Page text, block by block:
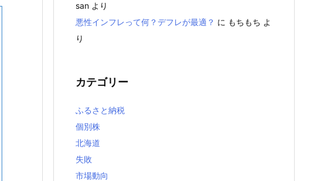
san より
悪性インフレって何？デフレが最適？ に もちもち よ
り
カテゴリー
ふるさと納税
個別株
北海道
失敗
市場動向